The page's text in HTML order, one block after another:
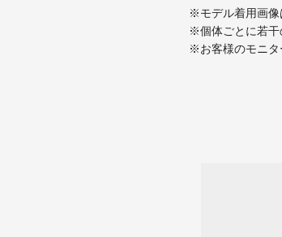
※モデル着用画像
※個体ごとに若干
※お客様のモニタ